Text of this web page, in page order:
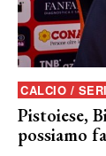
CALCIO /
Pistoiese,
possiamo